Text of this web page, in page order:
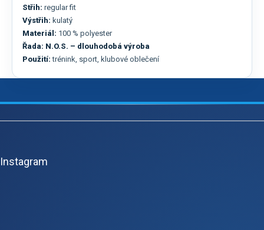
Střih: regular fit
Výstřih: kulatý
Materiál: 100 % polyester
Řada: N.O.S. – dlouhodobá výroba
Použití: trénink, sport, klubové oblečení
Z
Instagram